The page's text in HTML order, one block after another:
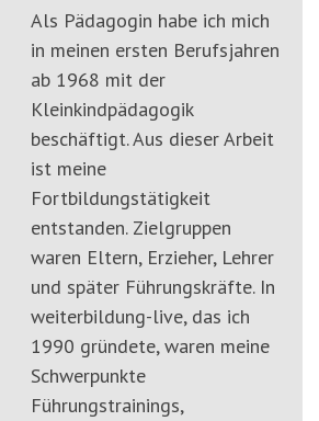
Als Pädagogin habe ich mich
in meinen ersten Berufsjahren
ab 1968 mit der
Kleinkindpädagogik
beschäftigt. Aus dieser Arbeit
ist meine
Fortbildungstätigkeit
entstanden. Zielgruppen
waren Eltern, Erzieher, Lehrer
und später Führungskräfte. In
weiterbildung-live, das ich
1990 gründete, waren meine
Schwerpunkte
Führungstrainings,